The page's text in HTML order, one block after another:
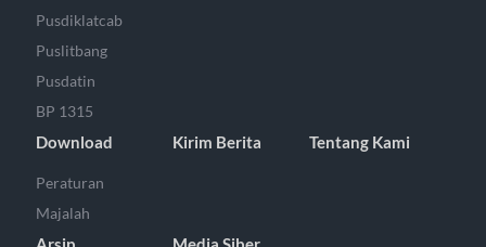
Pusdiklatcab
Puslitbang
Pusdatin
BP 1315
Download
Peraturan
Majalah
Kirim Berita Tentang Kami